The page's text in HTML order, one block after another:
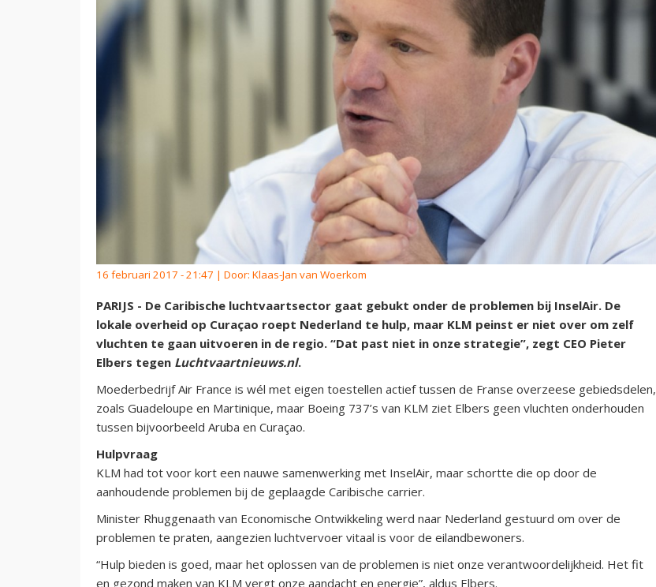
16 februari 2017 - 21:47 | Door: Klaas-Jan van Woerkom
PARIJS - De Caribische luchtvaartsector gaat gebukt onder de problemen bij InselAir. De
lokale overheid op Curaçao roept Nederland te hulp, maar KLM peinst er niet over om zelf
vluchten te gaan uitvoeren in de regio. “Dat past niet in onze strategie”, zegt CEO Pieter
Elbers tegen Luchtvaartnieuws.nl.
Moederbedrijf Air France is wél met eigen toestellen actief tussen de Franse overzeese gebiedsdelen,
zoals Guadeloupe en Martinique, maar Boeing 737’s van KLM ziet Elbers geen vluchten onderhouden
tussen bijvoorbeeld Aruba en Curaçao.
Hulpvraag
KLM had tot voor kort een nauwe samenwerking met InselAir, maar schortte die op door de
aanhoudende problemen bij de geplaagde Caribische carrier.
Minister Rhuggenaath van Economische Ontwikkeling werd naar Nederland gestuurd om over de
problemen te praten, aangezien luchtvervoer vitaal is voor de eilandbewoners.
“Hulp bieden is goed, maar het oplossen van de problemen is niet onze verantwoordelijkheid. Het fit
en gezond maken van KLM vergt onze aandacht en energie”, aldus Elbers.